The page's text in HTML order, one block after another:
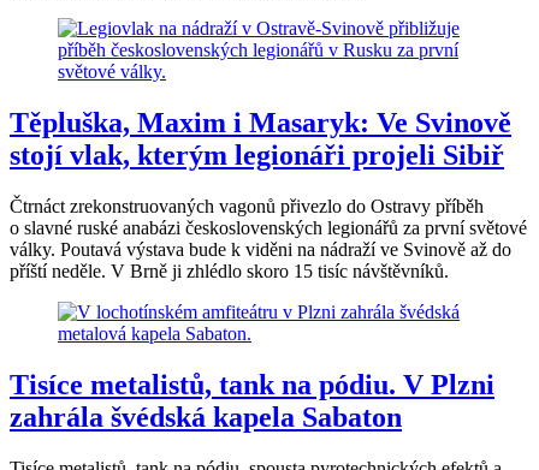
Těpluška, Maxim i Masaryk: Ve Svinově
stojí vlak, kterým legionáři projeli Sibiř
Čtrnáct zrekonstruovaných vagonů přivezlo do Ostravy příběh
o slavné ruské anabázi československých legionářů za první světové
války. Poutavá výstava bude k viděni na nádraží ve Svinově až do
příští neděle. V Brně ji zhlédlo skoro 15 tisíc návštěvníků.
Tisíce metalistů, tank na pódiu. V Plzni
zahrála švédská kapela Sabaton